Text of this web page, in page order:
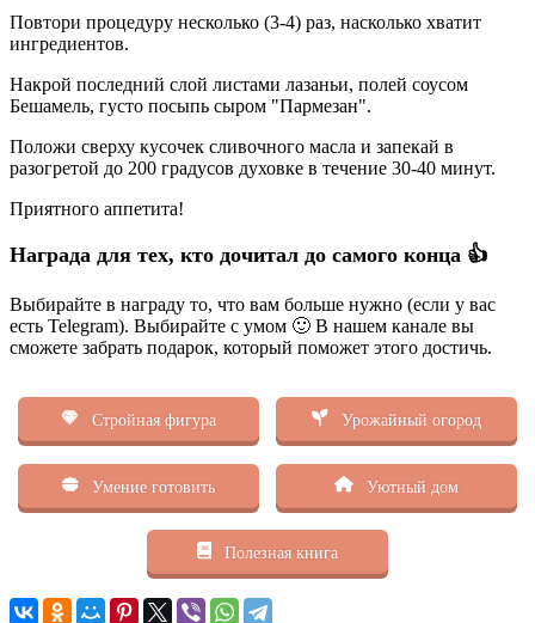
Повтори процедуру несколько (3-4) раз, насколько хватит
ингредиентов.
Накрой последний слой листами лазаньи, полей соусом
Бешамель, густо посыпь сыром "Пармезан".
Положи сверху кусочек сливочного масла и запекай в
разогретой до 200 градусов духовке в течение 30-40 минут.
Приятного аппетита!
Награда для тех, кто дочитал до самого конца 👍
Выбирайте в награду то, что вам больше нужно (если у вас
есть Telegram). Выбирайте с умом 🙂 В нашем канале вы
сможете забрать подарок, который поможет этого достичь.
Стройная фигура Урожайный огород
Умение готовить Уютный дом
Полезная книга